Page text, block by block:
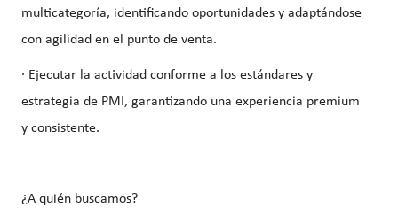
multicategoría, identificando oportunidades y adaptándose
con agilidad en el punto de venta.
· Ejecutar la actividad conforme a los estándares y
estrategia de PMI, garantizando una experiencia premium
y consistente.
¿A quién buscamos?